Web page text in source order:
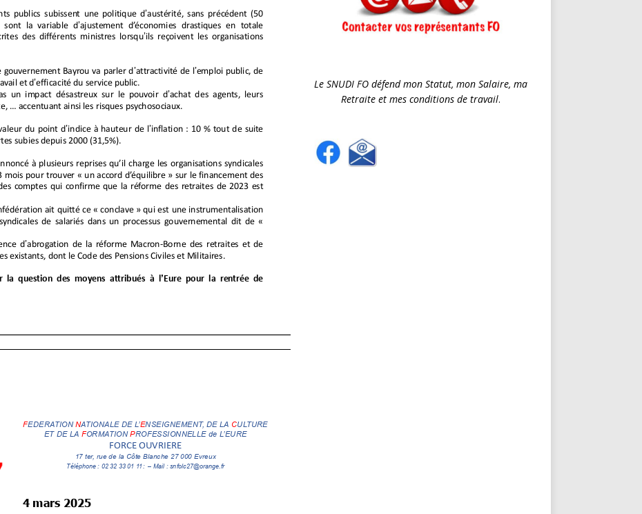
Le SNUDI FO défend mon Statut, mon Salaire, ma
Retraite et mes conditions de travail.